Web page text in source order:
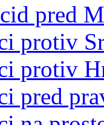
pred
protiv
protiv
pred